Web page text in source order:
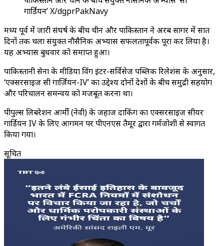
गार्डियन’ X/dgprPakNavy
मध्य पूर्व में जारी संघर्ष के बीच चीन और पाकिस्तान ने अरब सागर में सात
दिनों तक चला संयुक्त नौसैनिक अभ्यास सफलतापूर्वक पूरा कर लिया है।
यह अभ्यास बुधवार को समाप्त हुआ।
पाकिस्तानी सेना के मीडिया विंग इंटर-सर्विसेज पब्लिक रिलेशंस के अनुसार,
‘एक्सरसाइज सी गार्जियन-IV’ का उद्देश्य दोनों देशों के बीच समुद्री सहयोग
और परिचालन समन्वय को मजबूत करना था।
पीपुल्स लिबरेशन आर्मी (नेवी) के जहाज दाकिंग का एक्सरसाइज सीयर
गार्डियन IV के लिए आगमन पर पीएनएस तैमूर द्वारा गर्मजोशी से स्वागत
किया गया।
सूचित